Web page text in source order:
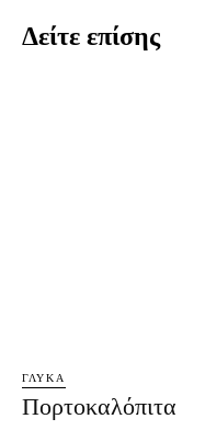
Δείτε επίσης
ΓΛΥΚΆ
Πορτοκαλόπιτα